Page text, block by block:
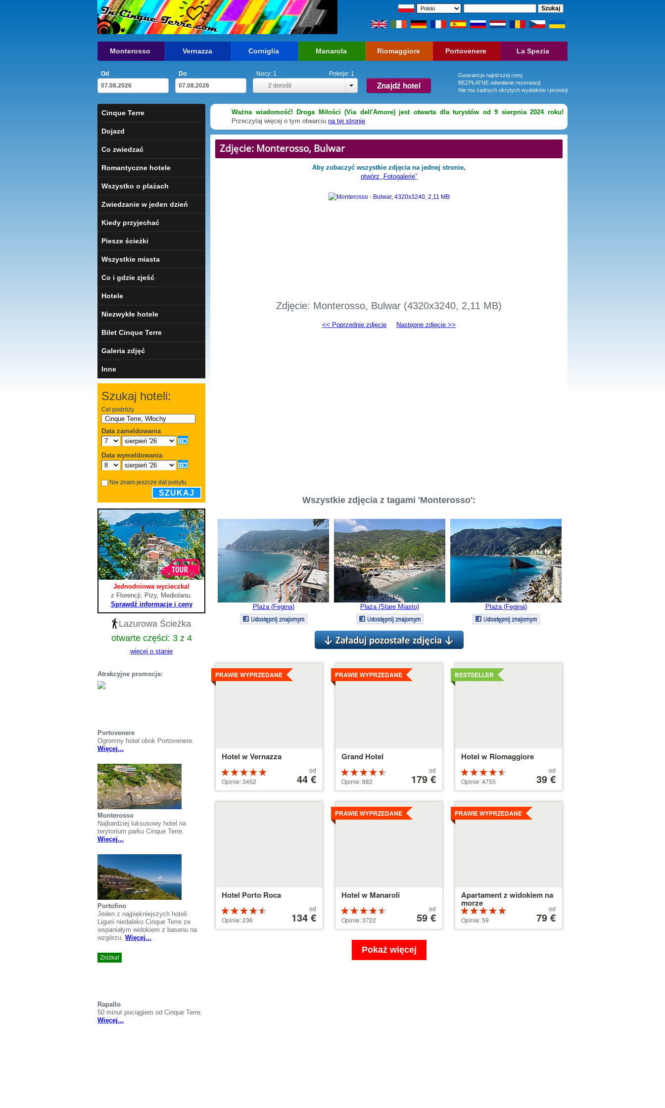
Monterosso Vernazza Corniglia Manarola Riomaggiore Portovenere La Spezia
Od
Do
2 dorośli
Nocy: 1 Pokoje: 1
Znajdź hotel
Gwarancja najniższej ceny
BEZPŁATNE odwołanie rezerwacji
Nie ma żadnych ukrytych wydatków i prowizji
Ważna wiadomość! Droga Miłości (Via dell'Amore) jest otwarta dla turystów od 9 sierpnia 2024 roku!
Przeczytaj więcej o tym otwarciu na tej stronie
Zdjęcie: Monterosso, Bulwar
Aby zobaczyć wszystkie zdjęcia na jednej stronie,
otwórz „Fotogalerię”
Zdjęcie: Monterosso, Bulwar (4320x3240, 2,11 MB)
<< Poprzednie zdjęcie Następne zdjęcie >>
Wszystkie zdjęcia z tagami 'Monterosso':
Plaża (Fegina) Plaża (Stare Miasto) Plaża (Fegina)
Hotel w Vernazza
PRAWIE WYPRZEDANE
5 na 5
gwiazdek
Opinie: 3452
od
44 €
Szczegóły
Grand Hotel
PRAWIE WYPRZEDANE
4.5 na 5
gwiazdek
Opinie: 882 179 €
od
179 €
Szczegóły
Hotel w Riomaggiore
BESTSELLER
4.5 na 5
gwiazdek
Opinie: 4755
od
39 €
Szczegóły
Hotel Porto Roca
4.5 na 5
gwiazdek
Opinie: 236 134 €
od
134 €
Szczegóły
Hotel w Manaroli
PRAWIE WYPRZEDANE
4.5 na 5
gwiazdek
Opinie: 3722
od
59 €
Szczegóły
Apartament z widokiem na
morze
PRAWIE WYPRZEDANE
5 na 5
gwiazdek
Opinie: 59
od
79 €
Szczegóły
Pokaż więcej
Cinque Terre
Dojazd
Co zwiedzać
Romantyczne hotele
Wszystko o plażach
Zwiedzanie w jeden dzień
Kiedy przyjechać
Piesze ścieżki
Wszystkie miasta
Co i gdzie zjeść
Hotele
Niezwykłe hotele
Bilet Cinque Terre
Galeria zdjęć
Inne
Szukaj hoteli:
Cel podróży
Data zameldowania
Data wymeldowania
Nie znam jeszcze dat pobytu
SZUKAJ
Jednodniowa wycieczka!
z Florencji, Pizy, Mediolanu.
Sprawdź informacje i ceny
Lazurowa Ścieżka
otwarte części: 3 z 4
więcej o stanie
Atrakcyjne promocje:
Portovenere
Ogromny hotel obok Portovenere.
Więcej...
Monterosso
Najbardziej luksusowy hotel na
terytorium parku Cinque Terre.
Więcej...
Portofino
Jeden z najpiękniejszych hoteli
Ligurii niedaleko Cinque Terre ze
wspaniałym widokiem z basenu na
wzgórzu. Więcej...
Zniżka!
Rapallo
50 minut pociągiem od Cinque Terre.
Więcej...